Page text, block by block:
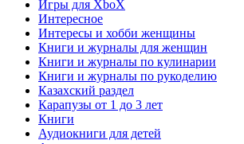
Игры для XboX
Интересное
Интересы и хобби женщины
Книги и журналы для женщин
Книги и журналы по кулинарии
Книги и журналы по рукоделию
Казахский раздел
Карапузы от 1 до 3 лет
Книги
Аудиокниги для детей